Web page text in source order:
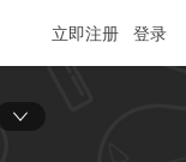
立即注册 登录